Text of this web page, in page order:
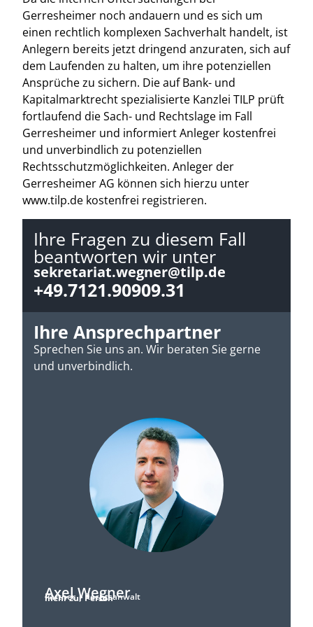
Gerresheimer noch andauern und es sich um
einen rechtlich komplexen Sachverhalt handelt, ist
Anlegern bereits jetzt dringend anzuraten, sich auf
dem Laufenden zu halten, um ihre potenziellen
Ansprüche zu sichern. Die auf Bank- und
Kapitalmarktrecht spezialisierte Kanzlei TILP prüft
fortlaufend die Sach- und Rechtslage im Fall
Gerresheimer und informiert Anleger kostenfrei
und unverbindlich zu potenziellen
Rechtsschutzmöglichkeiten. Anleger der
Gerresheimer AG können sich hierzu unter
www.tilp.de kostenfrei registrieren.
Ihre Fragen zu diesem Fall
beantworten wir unter
sekretariat.wegner@tilp.de
+49.7121.90909.31
Ihre Ansprechpartner
Sprechen Sie uns an. Wir beraten Sie gerne
und unverbindlich.
Axel Wegner
Partner | Rechtsanwalt
mehr zur Person